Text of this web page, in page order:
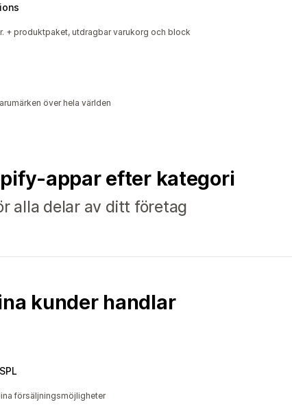
+ produktpaket, utdragbar varukorg och block
över hela världen
appar efter kategori
alla delar av ditt företag
kunder handlar
försäljningsmöjligheter